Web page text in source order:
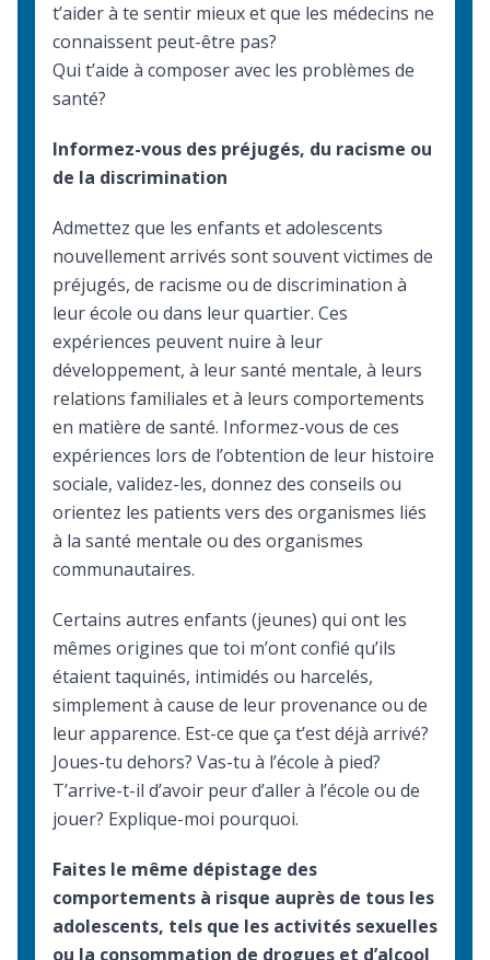
t’aider à te sentir mieux et que les médecins ne
connaissent peut-être pas?
Qui t’aide à composer avec les problèmes de
santé?
Informez-vous des préjugés, du racisme ou
de la discrimination
Admettez que les enfants et adolescents
nouvellement arrivés sont souvent victimes de
préjugés, de racisme ou de discrimination à
leur école ou dans leur quartier. Ces
expériences peuvent nuire à leur
développement, à leur santé mentale, à leurs
relations familiales et à leurs comportements
en matière de santé. Informez-vous de ces
expériences lors de l’obtention de leur histoire
sociale, validez-les, donnez des conseils ou
orientez les patients vers des organismes liés
à la santé mentale ou des organismes
communautaires.
Certains autres enfants (jeunes) qui ont les
mêmes origines que toi m’ont confié qu’ils
étaient taquinés, intimidés ou harcelés,
simplement à cause de leur provenance ou de
leur apparence. Est-ce que ça t’est déjà arrivé?
Joues-tu dehors? Vas-tu à l’école à pied?
T’arrive-t-il d’avoir peur d’aller à l’école ou de
jouer? Explique-moi pourquoi.
Faites le même dépistage des
comportements à risque auprès de tous les
adolescents, tels que les activités sexuelles
ou la consommation de drogues et d’alcool